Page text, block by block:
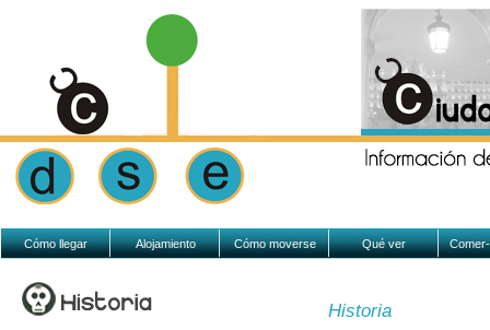
Cómo llegar Alojamiento Cómo moverse Qué ver
Historia